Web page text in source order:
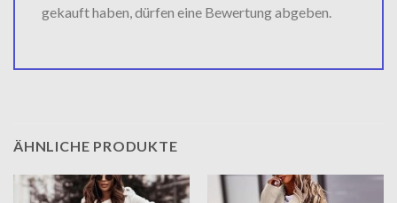
gekauft haben, dürfen eine Bewertung abgeben.
ÄHNLICHE PRODUKTE